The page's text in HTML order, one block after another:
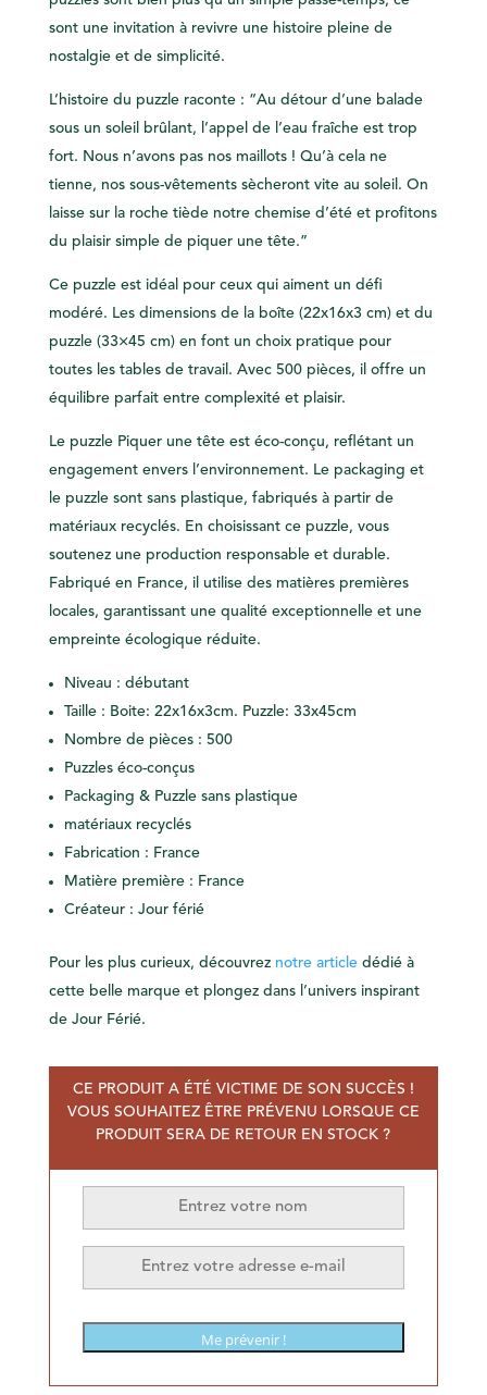
sont une invitation à revivre une histoire pleine de
nostalgie et de simplicité.
L’histoire du puzzle raconte : “Au détour d’une balade
sous un soleil brûlant, l’appel de l’eau fraîche est trop
fort. Nous n’avons pas nos maillots ! Qu’à cela ne
tienne, nos sous-vêtements sècheront vite au soleil. On
laisse sur la roche tiède notre chemise d’été et profitons
du plaisir simple de piquer une tête.”
Ce puzzle est idéal pour ceux qui aiment un défi
modéré. Les dimensions de la boîte (22x16x3 cm) et du
puzzle (33×45 cm) en font un choix pratique pour
toutes les tables de travail. Avec 500 pièces, il offre un
équilibre parfait entre complexité et plaisir.
Le puzzle Piquer une tête est éco-conçu, reflétant un
engagement envers l’environnement. Le packaging et
le puzzle sont sans plastique, fabriqués à partir de
matériaux recyclés. En choisissant ce puzzle, vous
soutenez une production responsable et durable.
Fabriqué en France, il utilise des matières premières
locales, garantissant une qualité exceptionnelle et une
empreinte écologique réduite.
Niveau : débutant
Taille : Boite: 22x16x3cm. Puzzle: 33x45cm
Nombre de pièces : 500
Puzzles éco-conçus
Packaging & Puzzle sans plastique
matériaux recyclés
Fabrication : France
Matière première : France
Créateur : Jour férié
Pour les plus curieux, découvrez notre articledédié à
cette belle marque et plongez dans l’univers inspirant
de Jour Férié.
CE PRODUIT A ÉTÉ VICTIME DE SON SUCCÈS !
VOUS SOUHAITEZ ÊTRE PRÉVENU LORSQUE CE
PRODUIT SERA DE RETOUR EN STOCK ?
Me prévenir !